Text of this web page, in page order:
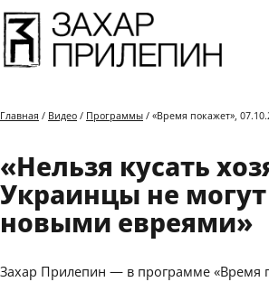
Главная / Видео / Программы / «Время покажет»,
«Нельзя кусать
Украинцы не
новыми евреями»
Захар Прилепин — в программе «Время